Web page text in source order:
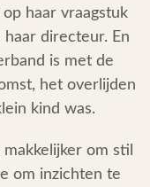
haar vraagstuk
directeur. En
is met de
het overlijden
kind was.
om stil
om inzichten te